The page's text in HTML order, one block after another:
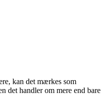
kan det mærkes som
det handler om mere end bare